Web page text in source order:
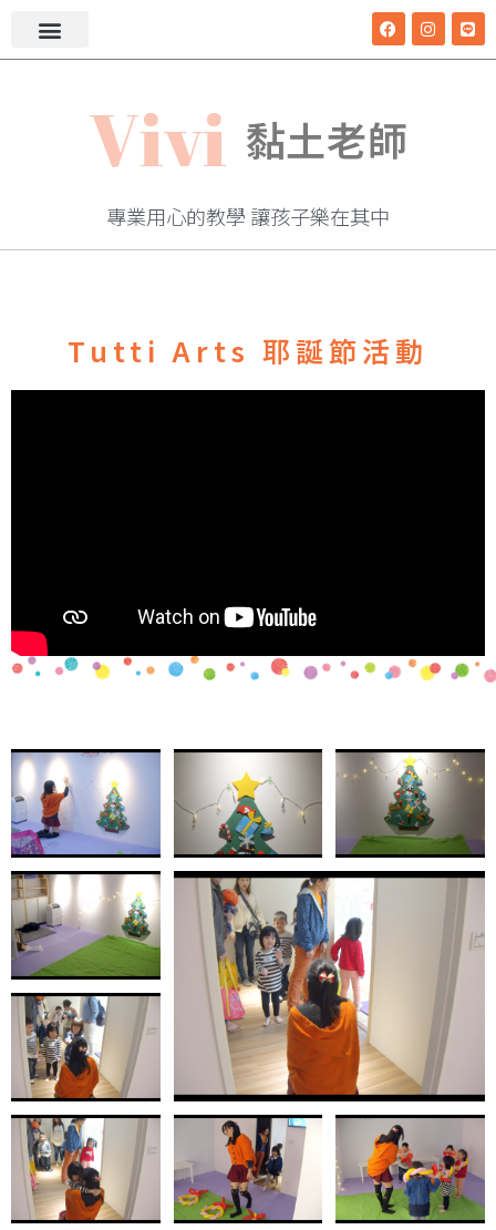
Vivi 黏土老師
專業用心的教學 讓孩子樂在其中
Tutti Arts 耶誕節活動